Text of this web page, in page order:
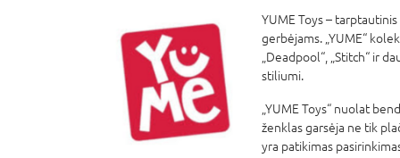
YUME Toys –
gerbėjams. „YUME“
„Deadpool“, „Stitch“ ir
stiliumi.
„YUME Toys“ nuolat
ženklas garsėja ne tik
yra patikimas